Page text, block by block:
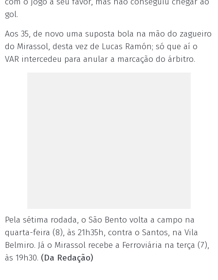
gol.
Aos 35, de novo uma suposta bola na mão do zagueiro
do Mirassol, desta vez de Lucas Ramón; só que aí o
VAR intercedeu para anular a marcação do árbitro.
Pela sétima rodada, o São Bento volta a campo na
quarta-feira (8), às 21h35h, contra o Santos, na Vila
Belmiro. Já o Mirassol recebe a Ferroviária na terça (7),
às 19h30. (Da Redação)